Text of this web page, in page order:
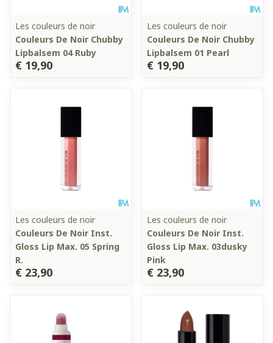
Les couleurs de noir
Couleurs De Noir Chubby
Lipbalsem 04 Ruby
€ 19,90
Les couleurs de noir
Couleurs De Noir Chubby
Lipbalsem 01 Pearl
€ 19,90
Les couleurs de noir
Couleurs De Noir Inst.
Gloss Lip Max. 05 Spring
R.
€ 23,90
Les couleurs de noir
Couleurs De Noir Inst.
Gloss Lip Max. 03dusky
Pink
€ 23,90